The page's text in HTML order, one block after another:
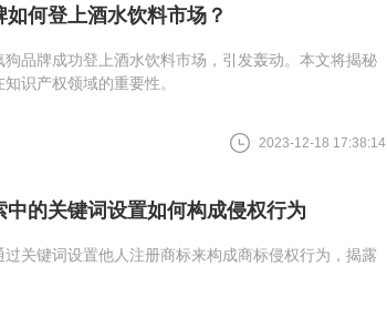
何登上酒水饮料市场？
品牌成功登上酒水饮料市场，引发轰动。本文将揭秘
识产权领域的重要性。
2023-12-18 17:38:14
的关键词设置如何构成侵权行为
关键词设置他人注册商标来构成商标侵权行为，揭露